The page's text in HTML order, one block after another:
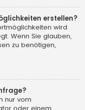
erstellen?
wird
Wenn Sie glauben,
zu benötigen,
nur vom